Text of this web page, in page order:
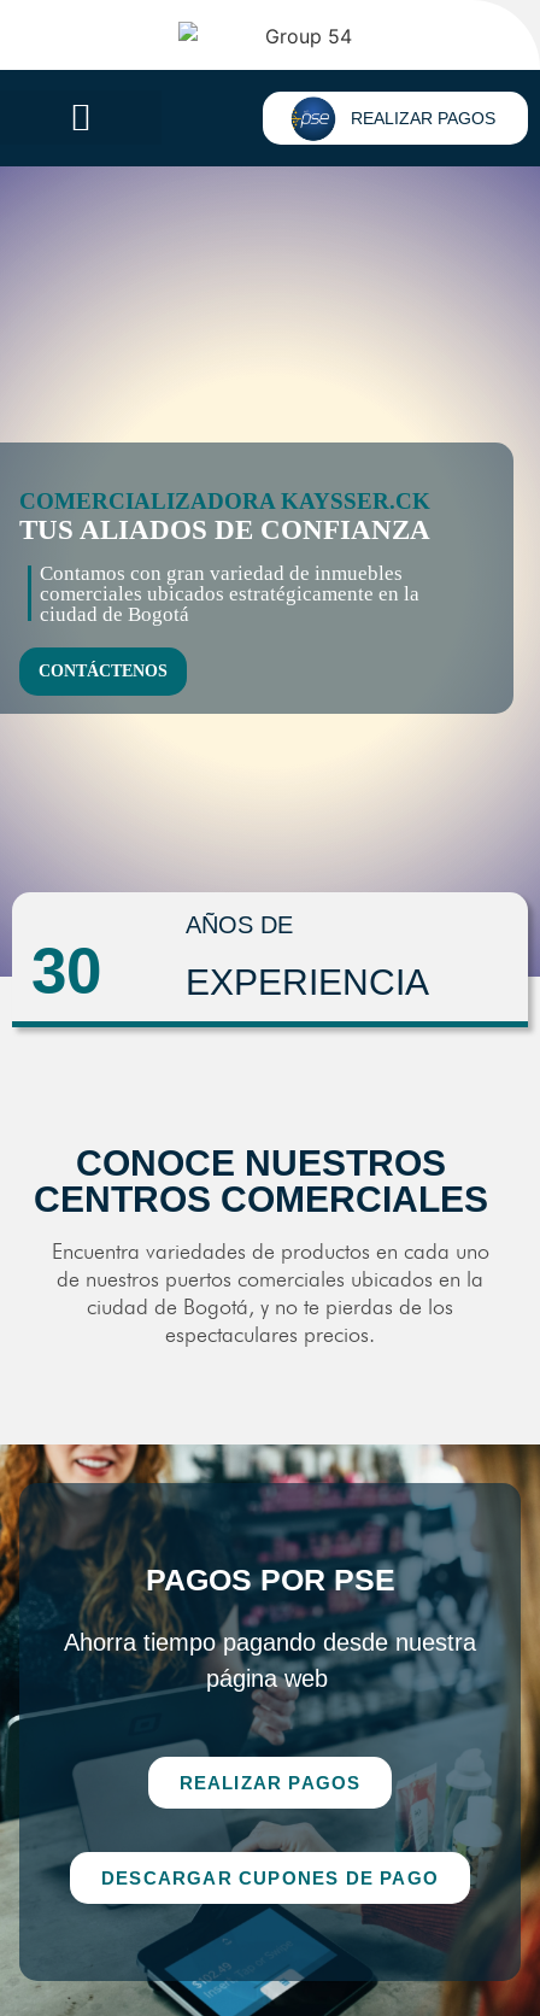
REALIZAR PAGOS
COMERCIALIZADORA KAYSSER.CK
TUS ALIADOS DE CONFIANZA
Contamos con gran variedad de inmuebles
comerciales ubicados estratégicamente en la
ciudad de Bogotá
CONTÁCTENOS
30
AÑOS DE
EXPERIENCIA
CONOCE NUESTROS
CENTROS COMERCIALES
Encuentra variedades de productos en cada uno
de nuestros puertos comerciales ubicados en la
ciudad de Bogotá, y no te pierdas de los
espectaculares precios.
PAGOS POR PSE
Ahorra tiempo pagando desde nuestra
página web
REALIZAR PAGOS
DESCARGAR CUPONES DE PAGO